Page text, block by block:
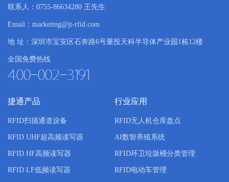
隔，私密静谧，巧妙地将当地的喀斯特峰林与
联系人：0755-86634280 王先生
Email：marketing@jt-rfid.com
地 址：深圳市宝安区石奔路6号重投天科半导体产业园1栋12楼
全国免费热线
400-002-3191
捷通产品
RFID扫描通道设备
RFID UHF超高频读写器
RFID HF高频读写器
RFID LF低频读写器
行业应用
RFID无人机仓库盘点
AI数智养殖系统
RFID环卫垃圾桶分类管理
RFID电动车管理